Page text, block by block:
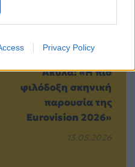
Privacy Policy
Ακύλα: «Η πιο
φιλόδοξη σκηνική
παρουσία της
Eurovision 2026»
13.05.2026